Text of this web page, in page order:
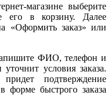
магазине выберите
его в корзину. Далее
«Оформить заказ» или
ФИО, телефон и
условия заказа.
подтверждение
форме быстрого заказа